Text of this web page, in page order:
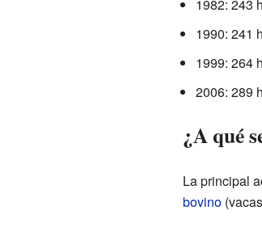
1982: 243
1990: 241
1999: 264
2006: 289
¿A qué
La principal
bovino